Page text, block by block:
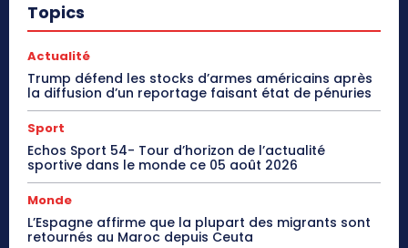
Topics
Actualité
Trump défend les stocks d’armes américains après
la diffusion d’un reportage faisant état de pénuries
Sport
Echos Sport 54- Tour d’horizon de l’actualité
sportive dans le monde ce 05 août 2026
Monde
L’Espagne affirme que la plupart des migrants sont
retournés au Maroc depuis Ceuta